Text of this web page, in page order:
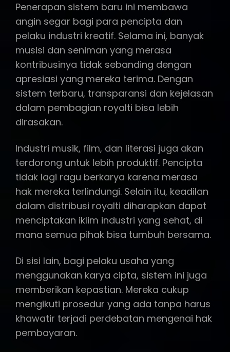
Penerapan sistem baru ini membawa
angin segar bagi para pencipta dan
pelaku industri kreatif. Selama ini, banyak
musisi dan seniman yang merasa
kontribusinya tidak sebanding dengan
apresiasi yang mereka terima. Dengan
sistem terbaru, transparansi dan kejelasan
dalam pembagian royalti bisa lebih
dirasakan.
Industri musik, film, dan literasi juga akan
terdorong untuk lebih produktif. Pencipta
tidak lagi ragu berkarya karena merasa
hak mereka terlindungi. Selain itu, keadilan
dalam distribusi royalti diharapkan dapat
menciptakan iklim industri yang sehat, di
mana semua pihak bisa tumbuh bersama.
Di sisi lain, bagi pelaku usaha yang
menggunakan karya cipta, sistem ini juga
memberikan kepastian. Mereka cukup
mengikuti prosedur yang ada tanpa harus
khawatir terjadi perdebatan mengenai hak
pembayaran.